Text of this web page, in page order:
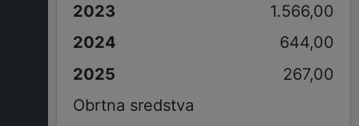
1.566,00
644,00
267,00
Obrtna sredstva